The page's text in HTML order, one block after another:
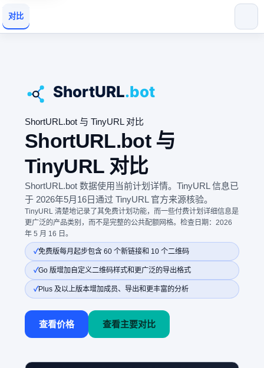
对比
ShortURL.bot 与 TinyURL 对比
ShortURL.bot 与
TinyURL 对比
ShortURL.bot 数据使用当前计划详情。TinyURL 信息已
于 2026年5月16日通过 TinyURL 官方来源核验。
TinyURL 清楚地记录了其免费计划功能，而一些付费计划详细信息是
更广泛的产品类别，而不是完整的公共配额网格。检查日期：2026
年 5 月 16 日。
免费版每月起步包含 60 个新链接和 10 个二维码
Go 版增加自定义二维码样式和更广泛的导出格式
Plus 及以上版本增加成员、导出和更丰富的分析
查看价格 查看主要对比